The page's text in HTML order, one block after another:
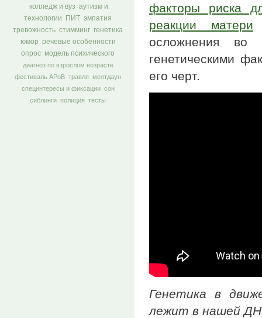
колледж и вуз аутизм и
технологии
ПИТ
эмпатия
тревожность стимминг генетика
юмор
речевые особенности
опрос модель психического
диагноз по взрослом возрасте
фестиваль АРоВ травля мелтдаун
специнтересы и фиксации сон
сиблинги полиция тесты
факторы риска
реакции матери
осложнения во
генетическими
его черт.
Генетика в
лежит в нашей